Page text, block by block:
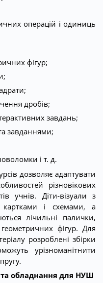
операцій і одиниць
фігур;
дробів;
завдань;
завданнями;
і т. д.
дозволяє адаптувати
різновікових
учнів. Діти-візуали з
і схемами, а
лічильні палички,
фігур. Для
розроблені збірки
урізноманітнити
та обладнання для НУШ